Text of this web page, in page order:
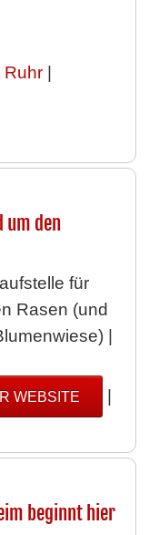
Ruhr|
um den
für
Rasen (und
|
WEBSITE |
beginnt hier